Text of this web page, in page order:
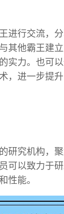
进行交流，分
其他霸王建
实力。也可
，进一步提
研究机构，
可以致力于
性能。